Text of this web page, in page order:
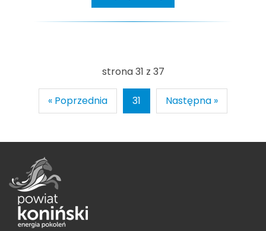
strona 31 z 37
« Poprzednia 31 Następna »